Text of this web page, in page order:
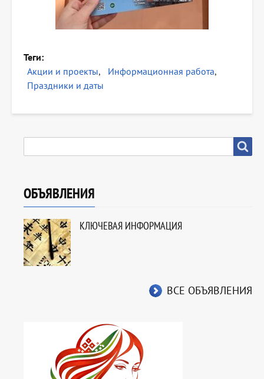
Теги
Акции и проекты
Информационная работа
Праздники и даты
ОБЪЯВЛЕНИЯ
КЛЮЧЕВАЯ ИНФОРМАЦИЯ
ВСЕ ОБЪЯВЛЕНИЯ